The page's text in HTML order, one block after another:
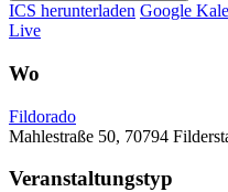
ICS herunterladen Google
Live
Wo
Fildorado
Mahlestraße 50, 70794
Veranstaltungstyp